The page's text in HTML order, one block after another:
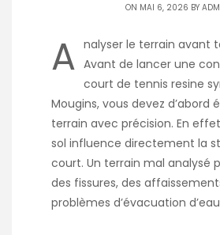
ON MAI 6, 2026 BY
A nalyser le terrain avant
Avant de lancer une
court de tennis resine
Mougins, vous devez d’abord
terrain avec précision. En
sol influence directement la
court. Un terrain mal analysé
des fissures, des
problèmes d’évacuation